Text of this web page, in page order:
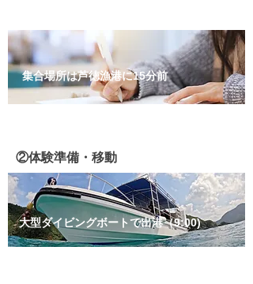
集合場所は芦徳漁港に15分前
​②体験準備・移動
大型ダイビングボートで出港（9:00)